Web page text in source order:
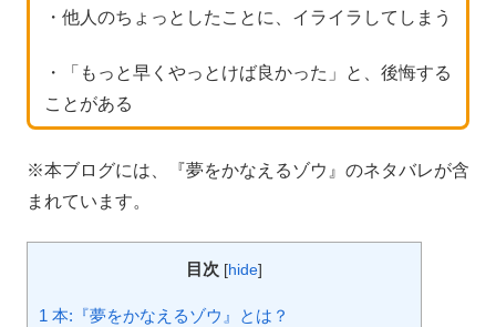
・他人のちょっとしたことに、イライラしてしまう
・「もっと早くやっとけば良かった」と、後悔する
ことがある
※本ブログには、『夢をかなえるゾウ』のネタバレが含
まれています。
目次 [hide]
1 本:『夢をかなえるゾウ』とは？